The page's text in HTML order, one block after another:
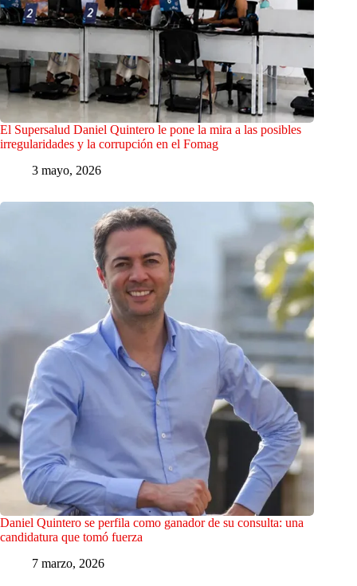
El Supersalud Daniel Quintero le pone la mira a las posibles
irregularidades y la corrupción en el Fomag
3 mayo, 2026
Daniel Quintero se perfila como ganador de su consulta: una
candidatura que tomó fuerza
7 marzo, 2026